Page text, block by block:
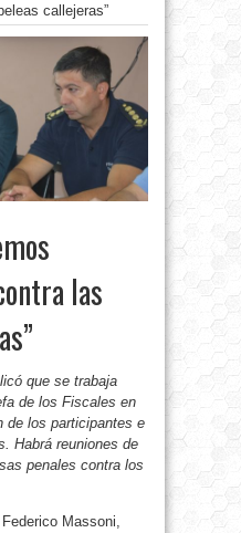
callejeras”
las
que se trabaja
de los Fiscales en
de los participantes e
Habrá reuniones de
penales contra los
Massoni,